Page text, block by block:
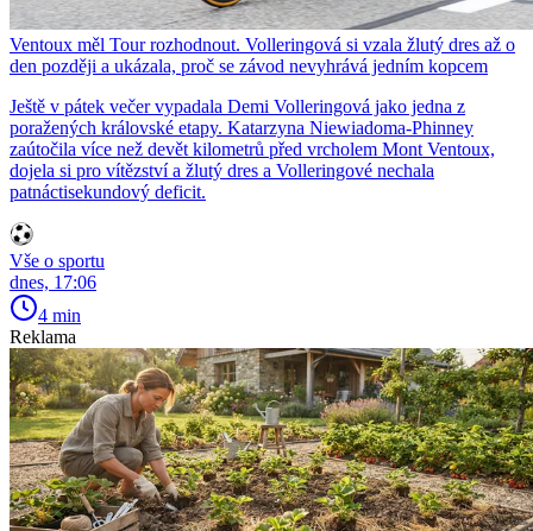
Ventoux měl Tour rozhodnout. Volleringová si vzala žlutý dres až o
den později a ukázala, proč se závod nevyhrává jedním kopcem
Ještě v pátek večer vypadala Demi Volleringová jako jedna z
poražených královské etapy. Katarzyna Niewiadoma-Phinney
zaútočila více než devět kilometrů před vrcholem Mont Ventoux,
dojela si pro vítězství a žlutý dres a Volleringové nechala
patnáctisekundový deficit.
Vše o sportu
dnes, 17:06
4 min
Reklama